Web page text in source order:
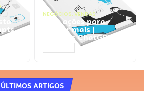
NEGÓCIOS, VENDAS
Faça ações para
vender mais |
Prompts ChatGPT
ÚLTIMOS ARTIGOS